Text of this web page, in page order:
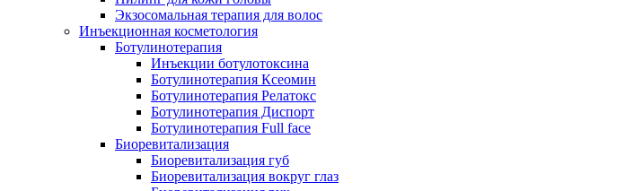
Экзосомальная терапия для волос
Инъекционная косметология
Ботулинотерапия
Инъекции ботулотоксина
Ботулинотерапия Ксеомин
Ботулинотерапия Релатокс
Ботулинотерапия Диспорт
Ботулинотерапия Full face
Биоревитализация
Биоревитализация губ
Биоревитализация вокруг глаз